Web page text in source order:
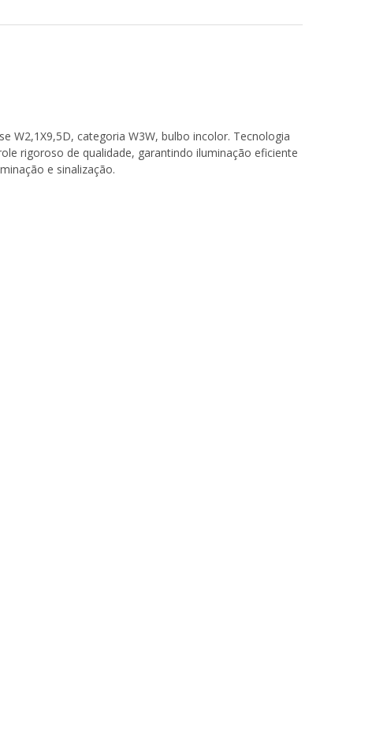
W2,1X9,5D, categoria W3W, bulbo incolor. Tecnologia
rigoroso de qualidade, garantindo iluminação eficiente
e sinalização.